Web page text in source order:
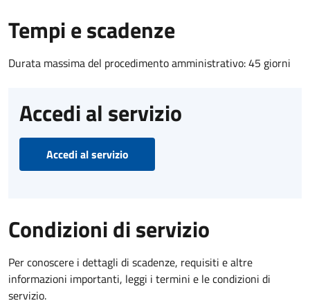
Tempi e scadenze
Durata massima del procedimento amministrativo: 45 giorni
Accedi al servizio
Accedi al servizio
Condizioni di servizio
Per conoscere i dettagli di scadenze, requisiti e altre
informazioni importanti, leggi i termini e le condizioni di
servizio.